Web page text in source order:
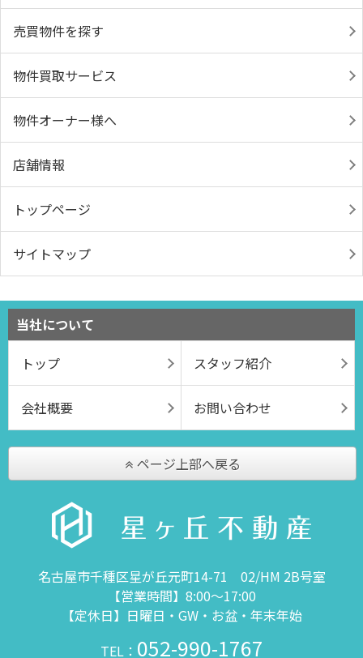
売買物件を探す
物件買取サービス
物件オーナー様へ
店舗情報
トップページ
サイトマップ
当社について
トップ
スタッフ紹介
会社概要 お問い合わせ
ページ上部へ戻る
名古屋市千種区星が丘元町14-71 02/HM 2B号室
【営業時間】8:00～17:00
【定休日】日曜日・GW・お盆・年末年始
TEL： 052-990-1767